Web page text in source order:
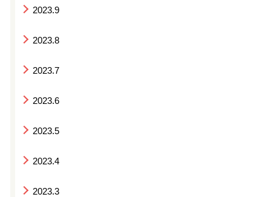
2023.9
2023.8
2023.7
2023.6
2023.5
2023.4
2023.3